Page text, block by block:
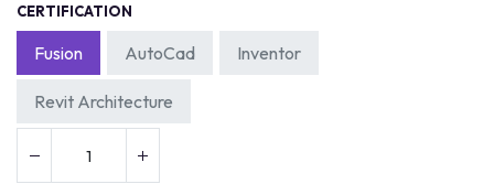
CERTIFICATION
Fusion AutoCad Inventor
Revit Architecture